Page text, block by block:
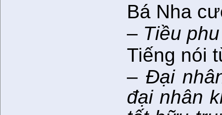
Bá Nha
– Tiều
Tiếng nói
– Đại
đại nhân